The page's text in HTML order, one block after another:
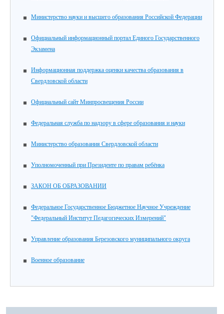
Министерство науки и высшего образования Российской Федерации
Официальный информационный портал Единого Государственного
Экзамена
Информационная поддержка оценки качества образования в
Свердловской области
Официальный сайт Минпросвещения России
Федеральная служба по надзору в сфере образования и науки
Министерство образования Свердловской области
Уполномоченный при Президенте по правам ребёнка
ЗАКОН ОБ ОБРАЗОВАНИИ
Федеральное Государственное Бюджетное Научное Учреждение
"Федеральный Институт Педагогических Измерений"
Управление образования Березовского муниципального округа
Военное образование